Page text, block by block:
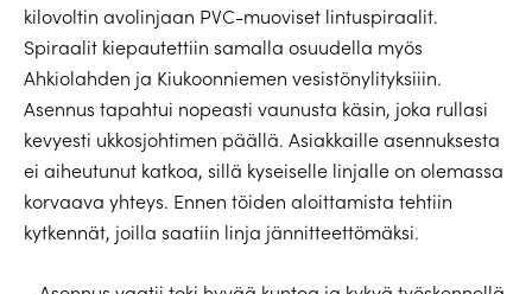
kilovoltin avolinjaan PVC-muoviset lintuspiraalit.
Spiraalit kiepautettiin samalla osuudella myös
Ahkiolahden ja Kiukoonniemen vesistönylityksiiin.
Asennus tapahtui nopeasti vaunusta käsin, joka rullasi
kevyesti ukkosjohtimen päällä. Asiakkaille asennuksesta
ei aiheutunut katkoa, sillä kyseiselle linjalle on olemassa
korvaava yhteys. Ennen töiden aloittamista tehtiin
kytkennät, joilla saatiin linja jännitteettömäksi.